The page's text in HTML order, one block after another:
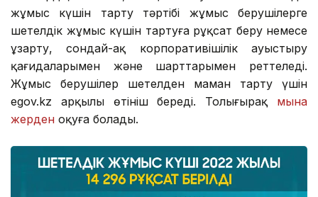
жұмыс күшiн тарту тәртiбi жұмыс берушiлерге
шетелдiк жұмыс күшiн тартуға рұқсат беру немесе
ұзарту, сондай-ақ корпоративiшiлiк ауыстыру
қағидаларымен және шарттарымен реттеледi.
Жұмыс берушілер шетелден маман тарту үшін
egov.kz арқылы өтініш береді. Толығырақ мына
жерден оқуға болады.